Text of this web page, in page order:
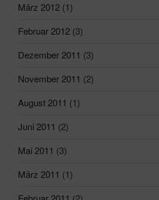
März 2012 (1)
Februar 2012 (3)
Dezember 2011 (3)
November 2011 (2)
August 2011 (1)
Juni 2011 (2)
Mai 2011 (3)
März 2011 (1)